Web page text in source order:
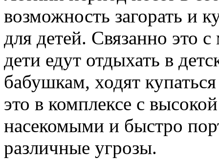
возможность загорать и
для детей. Связанно это
дети едут отдыхать в
бабушкам, ходят
это в комплексе с
насекомыми и быстро
различные угрозы.